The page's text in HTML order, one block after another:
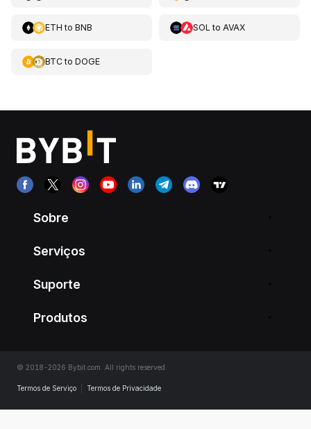
ETH to BNB SOL to AVAX
BTCto DOGE
Sobre
Serviços
Suporte
Produtos
© 2018-2026 Bybit.com. All rights reserved.
Termos de Serviço Termos de Privacidade